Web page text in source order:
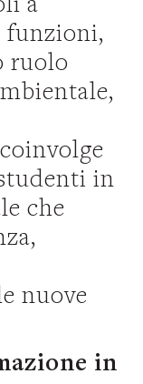
funzioni,
ruolo
in
che
nuove
in